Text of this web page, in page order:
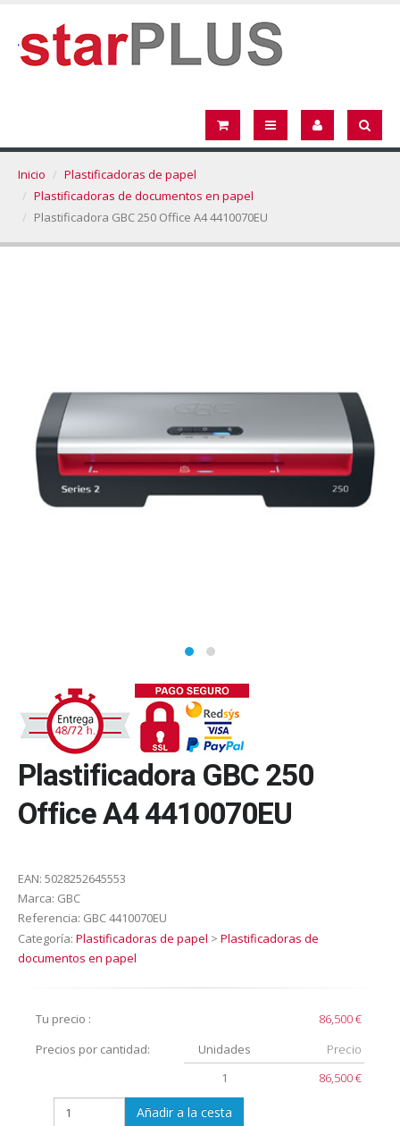
Inicio
Plastificadoras de papel
Plastificadoras de documentos en papel
Plastificadora GBC 250 Office A4 4410070EU
Plastificadora GBC 250
Office A4 4410070EU
EAN: 5028252645553
Marca: GBC
Referencia: GBC 4410070EU
Categoría: Plastificadoras de papel > Plastificadoras de
documentos en papel
Tu precio :
86,500 €
Precios por cantidad:
Unidades
Precio
1
86,500 €
Añadir a la cesta